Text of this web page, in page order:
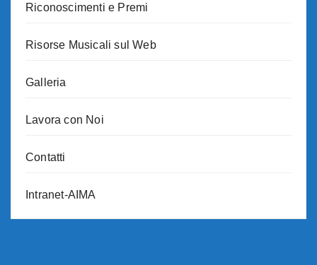
Riconoscimenti e Premi
Risorse Musicali sul Web
Galleria
Lavora con Noi
Contatti
Intranet-AIMA